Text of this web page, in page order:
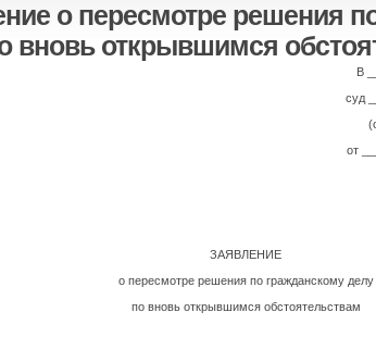
о пересмотре решения
вновь открывшимся
В
суд
(области,
от
(Ф.И.О.,
ЗАЯВЛЕНИЕ
о пересмотре решения по гражданскому делу
по вновь открывшимся обстоятельствам